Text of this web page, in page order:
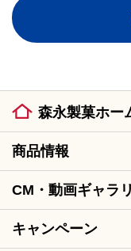
森永製菓ホー
商品情報
CM・動画ギャラ
キャンペーン